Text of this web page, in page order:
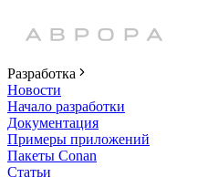
Разработка
Новости
Начало разработки
Документация
Примеры приложений
Пакеты Conan
Статьи